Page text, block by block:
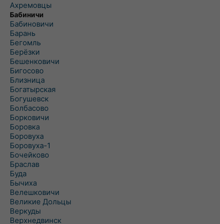
Ахремовцы
Бабиничи
Бабиновичи
Барань
Бегомль
Берёзки
Бешенковичи
Бигосово
Близница
Богатырская
Богушевск
Болбасово
Борковичи
Боровка
Боровуха
Боровуха-1
Бочейково
Браслав
Буда
Бычиха
Велешковичи
Великие Дольцы
Веркуды
Верхнедвинск